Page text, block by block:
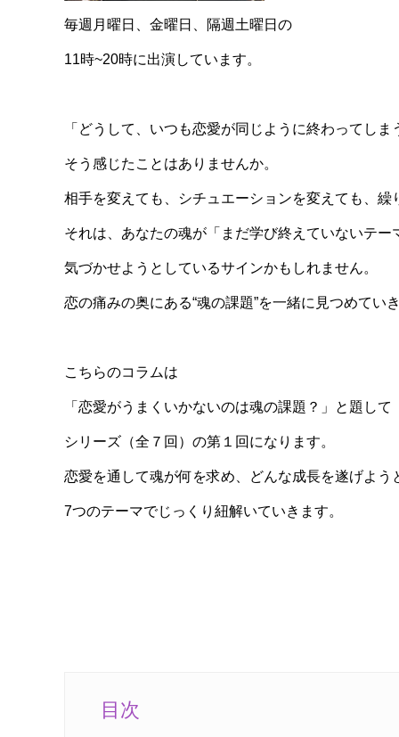
毎週月曜日、金曜日、隔週土曜日の
11時~20時に出演しています。
「どうして、いつも恋愛が同じように終わってしま
そう感じたことはありませんか。
相手を変えても、シチュエーションを変えても、繰
それは、あなたの魂が「まだ学び終えていないテー
気づかせようとしているサインかもしれません。
恋の痛みの奥にある“魂の課題”を一緒に見つめてい
こちらのコラムは
「恋愛がうまくいかないのは魂の課題？」と題して
シリーズ（全７回）の第１回になります。
恋愛を通して魂が何を求め、どんな成長を遂げよう
7つのテーマでじっくり紐解いていきます。
目次